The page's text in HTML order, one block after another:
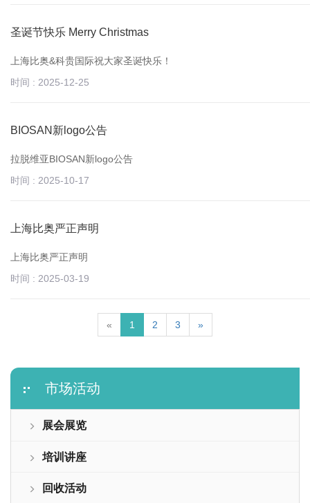
圣诞节快乐 Merry Christmas
上海比奥&科贵国际祝大家圣诞快乐！
时间 : 2025-12-25
BIOSAN新logo公告
拉脱维亚BIOSAN新logo公告
时间 : 2025-10-17
上海比奥严正声明
上海比奥严正声明
时间 : 2025-03-19
« 1 2 3 »
市场活动
展会展览
培训讲座
回收活动